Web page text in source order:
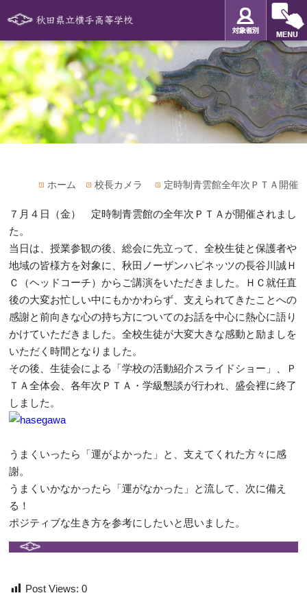
ホーム 校長カメラ 定時制青雲館全年次ＰＴＡ開催
７月４日（金） 定時制青雲館の全年次ＰＴＡが開催されまし
た。
当日は、授業参観の後、総会に先立って、全校生徒と保護者や
地域の皆様方を対象に、秋田ノーザンハピネッツの長谷川誠Ｈ
Ｃ（ヘッドコーチ）からご講演をいただきました。ＨＣ就任直
後の大変お忙しい中にもかかわらず、支えられてきたことへの
感謝と前向きな心の持ち方についてのお話を中心に熱心に語り
かけていただきました。全校生徒が大変大きな感動と励ましを
いただく時間となりました。
その後、生徒会による「学校の活動紹介スライドショー」、Ｐ
ＴＡ全体会、各年次ＰＴＡ・学級懇談が行われ、盛会裡に終了
しました。
うまくいったら「運がよかった」と、支えてくれた方々に感
謝。
うまくいかなかったら「運がなかった」と流して、次に備え
る！
ポジティブな生き方を参考にしたいと思いました。
Post Views: 0